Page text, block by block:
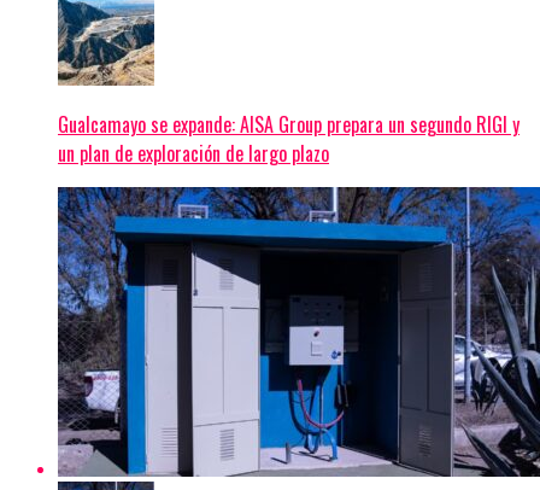
Gualcamayo se expande: AISA Group prepara un segundo RIGI y
un plan de exploración de largo plazo